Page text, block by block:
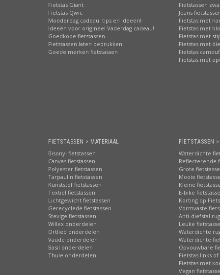
Fietstas Giant
Fietstas Qwic
Moederdag cadeau: tips en ideeën!
Ideeën voor origineel Vaderdag cadeau!
Goedkope fietstassen
Fietstassen laten bedrukken
Goede merken fietstassen
Fietstassen
Jeans
Fietstas met
Fietstas met
Fietstas met
Fietstas met
Fietstas
Fietstas met
FIETSTASSEN > MATERIAAL
Bisonyl fietstassen
Canvas fietstassen
Polyester fietstassen
Tarpaulin fietstassen
Kunststof fietstassen
Textiel fietstassen
Lichtgewicht fietstassen
Gerecyclede fietstassen
Stevige fietstassen
Willex onderdelen
Ortlieb onderdelen
Vaude onderdelen
Basil onderdelen
Thule onderdelen
FIETSTASSEN
Waterdichte
Reflecterende
Grote
Mooie
Kleine
E-bike
Korting op
Vormvaste
Anti-diefstal
Leuke
Waterdichte
Waterdichte
Opvouwbare
Fietstas links
Fietstas met
Vegan